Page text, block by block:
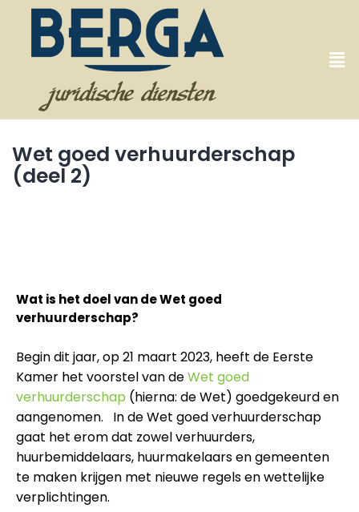
Wet goed verhuurderschap
(deel 2)
Wat is het doel van de Wet goed
verhuurderschap?
Begin dit jaar, op 21 maart 2023, heeft de Eerste
Kamer het voorstel van deWet goed
verhuurderschap (hierna: de Wet) goedgekeurd en
aangenomen. In de Wet goed verhuurderschap
gaat het erom dat zowel verhuurders,
huurbemiddelaars, huurmakelaars en gemeenten
te maken krijgen met nieuwe regels en wettelijke
verplichtingen.